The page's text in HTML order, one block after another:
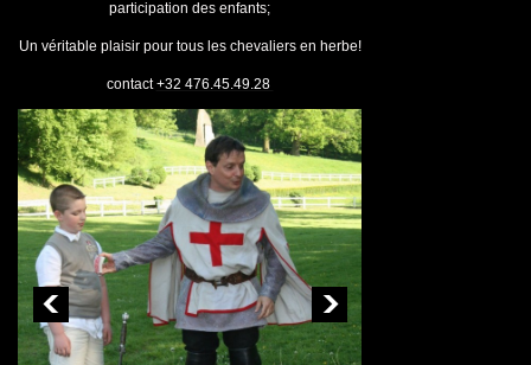
participation des enfants;
Un véritable plaisir pour tous les chevaliers en herbe!
contact+32 476.45.49.28